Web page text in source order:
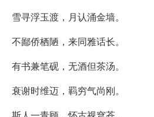
雪寻浮玉渡，月认涌金墙。
不鄙侨栖陋，来同雅话长。
有书兼笔砚，无酒但茶汤。
衰谢时维迈，羁穷气尚刚。